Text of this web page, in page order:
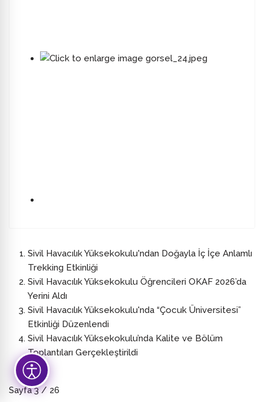
Sivil Havacılık Yüksekokulu'ndan Doğayla İç İçe Anlamlı
Trekking Etkinliği
Sivil Havacılık Yüksekokulu Öğrencileri OKAF 2026’da
Yerini Aldı
Sivil Havacılık Yüksekokulu'nda “Çocuk Üniversitesi”
Etkinliği Düzenlendi
Sivil Havacılık Yüksekokulu’nda Kalite ve Bölüm
Toplantıları Gerçekleştirildi
Sayfa 3 / 26